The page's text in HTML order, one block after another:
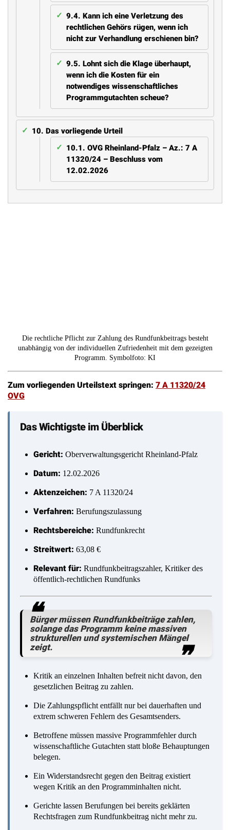
9.4. Kann ich eine Verletzung des
rechtlichen Gehörs rügen, wenn ich
nicht zur Verhandlung erschienen bin?
9.5. Lohnt sich die Klage überhaupt,
wenn ich die Kosten für ein
notwendiges wissenschaftliches
Programmgutachten scheue?
10. Das vorliegende Urteil
10.1. OVG Rheinland-Pfalz – Az.: 7 A
11320/24 – Beschluss vom
12.02.2026
Die rechtliche Pflicht zur Zahlung des Rundfunkbeitrags besteht
unabhängig von der individuellen Zufriedenheit mit dem gezeigten
Programm. Symbolfoto: KI
Zum vorliegenden Urteilstext springen: 7 A 11320/24
OVG
Das Wichtigste im Überblick
Gericht: Oberverwaltungsgericht Rheinland-Pfalz
Datum: 12.02.2026
Aktenzeichen: 7 A 11320/24
Verfahren: Berufungszulassung
Rechtsbereiche: Rundfunkrecht
Streitwert: 63,08 €
Relevant für: Rundfunkbeitragszahler, Kritiker des
öffentlich-rechtlichen Rundfunks
Bürger müssen Rundfunkbeiträge zahlen,
solange das Programm keine massiven
strukturellen und systemischen Mängel
zeigt.
Kritik an einzelnen Inhalten befreit nicht davon, den
gesetzlichen Beitrag zu zahlen.
Die Zahlungspflicht entfällt nur bei dauerhaften und
extrem schweren Fehlern des Gesamtsenders.
Betroffene müssen massive Programmfehler durch
wissenschaftliche Gutachten statt bloße Behauptungen
belegen.
Ein Widerstandsrecht gegen den Beitrag existiert
wegen Kritik an den Programminhalten nicht.
Gerichte lassen Berufungen bei bereits geklärten
Rechtsfragen zum Rundfunkbeitrag nicht mehr zu.